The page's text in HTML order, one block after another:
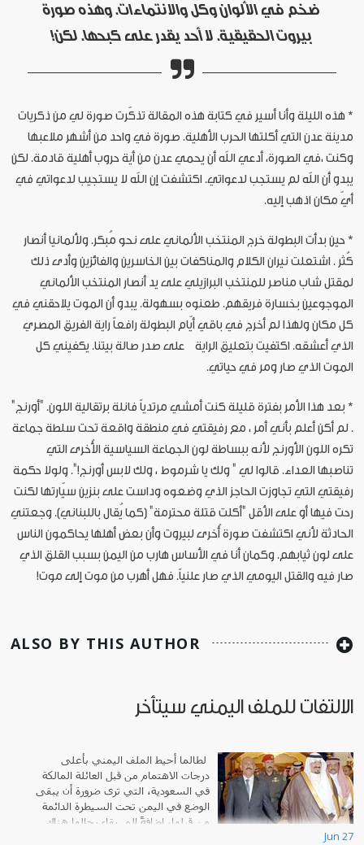
ضخم في الألوان وكل والانتماءات. وهذه صورة
بيروت الحقيقية. لا أحد يقدر على كبحها. لكن!
* هذه الليلة وأنا أسير في كتابة هذه المقالة تذكّرت صورة لي من ذكريات
مدينة عدن التي أكلتها الحرب الأهلية. صورة في واحد من أشهر ملاعبها
وكنت ،في الصورة، أدعي الله أن يحمي عدن من أية حروب أهلية قادمة. لكن
يبدو أن الله لم يستجب لدعواتي. اكتشفت إن الله لا يستجيب لدعواتي في
أيّ مكان اذهب إليه.
* حين بدأت البطولة خرج المنتخب الألماني على نحو مُبكر. ولألمانيا أنصار
كُثر . اشتعلت نيران الكلام والمناكفات بين الخاسرين والفائزين وأدى ذلك
لمقتل شاب مناصر للمنتخب البرازيلي على يد أنصار المنتخب الألماني
الموجوعين بخسارة فريقهم. طعنوه بسهولة. يبدو أن الموت يلاحقني في
كل مكان ولهذا لم أخرج في باقي أيّام البطولة رافعاً راية الفريق المصري
الذي أعشقه. اكتفيت بتعليق الراية
على صدر صالة بيتنا. يكفيني كل
الموت الذي صار ومر في حياتي.
* بعد هذا الأمر بفترة قليلة كنت أمشي مرتدياً فانلة برتقالية اللون. "أورنج"
. لم أكن أعلم بأني أمر ، مع رفيقتي في منطقة واقعة تحت سلطة جماعة
تكره اللون الأورنج لأنه ببساطة لون الجماعة السياسية الأُخرى التي
تناصبها العداء. قالوا لي " ولك يا شرموط ، ولك لابس أورنج!". ولولا حكمة
رفيقتي التي تجاوزت الحاجز الذي وضعوه وداست على بنزين سيّارتها لكنت
رحت فيها أو على الأقل "أكلت قتلة محترمة" (كما يُقال باللبناني). وجعتني
الحادثة لأني اكتشفت صورة أُخرى لبيروت وأن بعض أهلها يحاكمون الناس
على لون ثيابهم. وكمان أنا في الأساس هارب من اليمن بسبب القلق الذي
صار فيه والقتل اليومي الذي صار علنياً. فهل أهرب من موت إلى موت!
ALSO BY THIS AUTHOR
الالتفات للملف اليمني سيتأخر
لطالما أحيط الملف اليمني بأعلى
درجات الاهتمام من قبل العائلة المالكة
في السعودية، التي ترى ضرورة أن يبقى
الوضع في اليمن تحت السيطرة الدائمة
من قبلها، إضافةً إلى بقاء رجالها هناك
Jun 27